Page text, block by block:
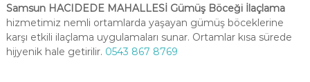
Samsun HACIDEDE MAHALLESİ Gümüş Böceği İlaçlama
hizmetimiz nemli ortamlarda yaşayan gümüş böceklerine
karşı etkili ilaçlama uygulamaları sunar. Ortamlar kısa sürede
hijyenik hale getirilir. 0543 867 8769